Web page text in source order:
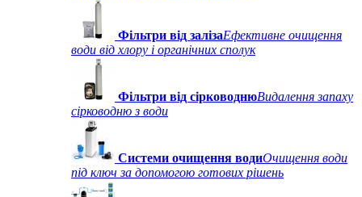
Фільтри від залізаЕфективне очищення
води від хлору і органічних сполук
Фільтри від сірководнюВидалення запаху
сірководню з води
Системи очищення водиОчищення води
під ключ за допомогою готових рішень